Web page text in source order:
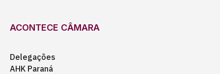
ACONTECE CÂMARA
Delegações
AHK Paraná